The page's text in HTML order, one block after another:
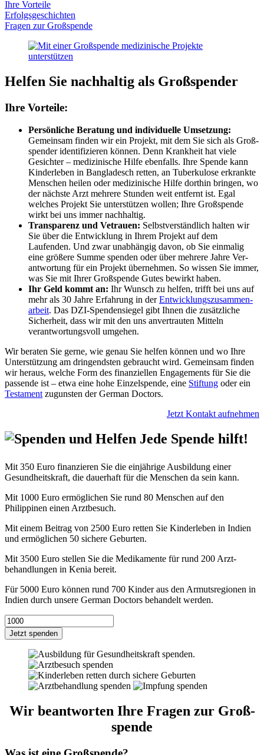
Ihre Vorteile
Erfolgsgeschichten
Fragen zur Großspende
Helfen Sie nachhaltig als Großspender
Ihre Vorteile:
Persönliche Be­ratung und individuelle Um­setzung:
Gemein­sam finden wir ein Projekt, mit dem Sie sich als Groß­
spender identifizieren können. Denn Krankheit hat viele
Gesichter – medizinische Hilfe ebenfalls. Ihre Spende kann
Kinder­leben in Bangladesch retten, an Tuber­kulose erkrankte
Menschen heilen oder medizinische Hilfe dorthin bringen, wo
der nächste Arzt mehrere Stunden weit entfernt ist. Egal
welches Projekt Sie unterstützen wollen; Ihre Groß­spende
wirkt bei uns immer nach­haltig.
Transparenz und Vetrauen: Selbst­ver­ständlich halten wir
Sie über die Ent­wicklung in Ihrem Projekt auf dem
Laufenden. Und zwar unab­hängig davon, ob Sie ein­malig
eine größere Summe spenden oder über mehrere Jahre Ver­
antwortung für ein Projekt über­nehmen. So wissen Sie immer,
was Sie mit Ihrer Groß­spende Gutes be­wirkt haben.
Ihr Geld kommt an: Ihr Wunsch zu helfen, trifft bei uns auf
mehr als 30 Jahre Er­fahrung in derEnt­wicklungs­zusammen­
arbeit. Das DZI-Spenden­siegel gibt Ihnen die zusätzliche
Sicher­heit, dass wir mit den uns an­ver­trauten Mitteln
verantwortungs­voll umgehen.
Wir beraten Sie gerne, wie genau Sie helfen können und wo Ihre
Unter­stützung am dringendsten ge­braucht wird. Gemeinsam finden
wir heraus, welche Form des finanziellen Engagements für Sie die
passende ist – etwa eine hohe Einzel­spende, eine Stiftung oder ein
Testamentzugunsten der German Doctors.
Jetzt Kontakt aufnehmen
Jede Spende hilft!
Mit 350 Euro finanzieren Sie die ein­jährige Ausbildung einer
Gesund­heits­kraft, die dauerhaft für die Menschen da sein kann.
Mit 1000 Euro ermöglichen Sie rund 80 Menschen auf den
Philippinen einen Arztbesuch.
Mit einem Beitrag von 2500 Euro retten Sie Kinder­leben in Indien
und ermög­lichen 50 sichere Geburten.
Mit 3500 Euro stellen Sie die Medikamente für rund 200 Arzt­
behand­lungen in Kenia bereit.
Für 5000 Euro können rund 700 Kinder aus den Armutsregionen in
Indien durch unsere German Doctors behandelt werden.
Jetzt spenden
Wir beantworten Ihre Fragen zur Groß­
spende